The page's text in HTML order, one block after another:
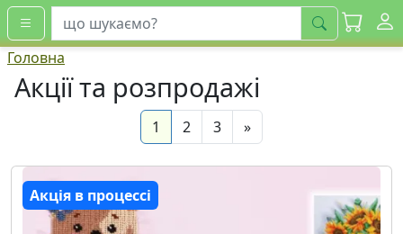
шукати
Головна
Акції та розпродажі
1 (current)
2 3 »Next
Акція в процессі